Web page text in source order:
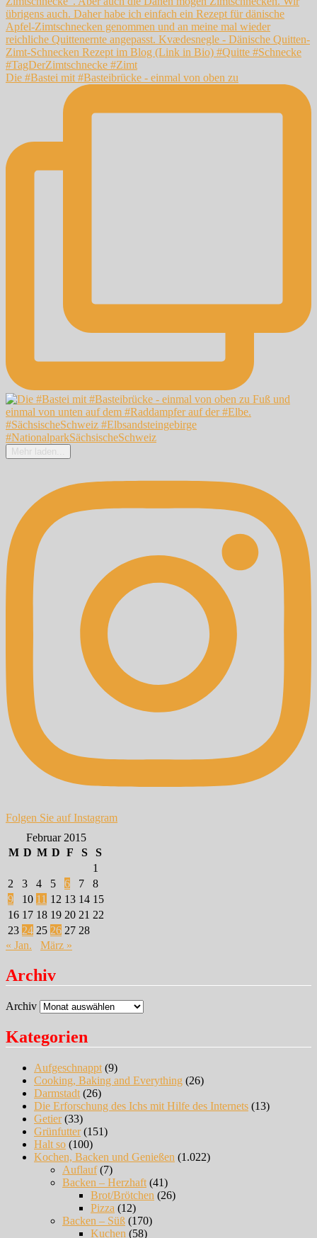
Die #Bastei mit #Basteibrücke - einmal von oben zu
Mehr laden...
Folgen Sie auf Instagram
Februar 2015
M D M D F S
S
1
2
3 4 5 6 7
8
9
10 11 12 13 14 15
16 17 18 19 20 21 22
23 24 25 26 27 28
« Jan.
März »
Archiv
Archiv
Kategorien
Aufgeschnappt (9)
Cooking, Baking and Everything (26)
Darmstadt (26)
Die Erforschung des Ichs mit Hilfe des Internets (13)
Getier(33)
Grünfutter(151)
Halt so (100)
Kochen, Backen und Genießen (1.022)
Auflauf(7)
Backen – Herzhaft (41)
Brot/Brötchen (26)
Pizza (12)
Backen – Süß (170)
Kuchen (58)